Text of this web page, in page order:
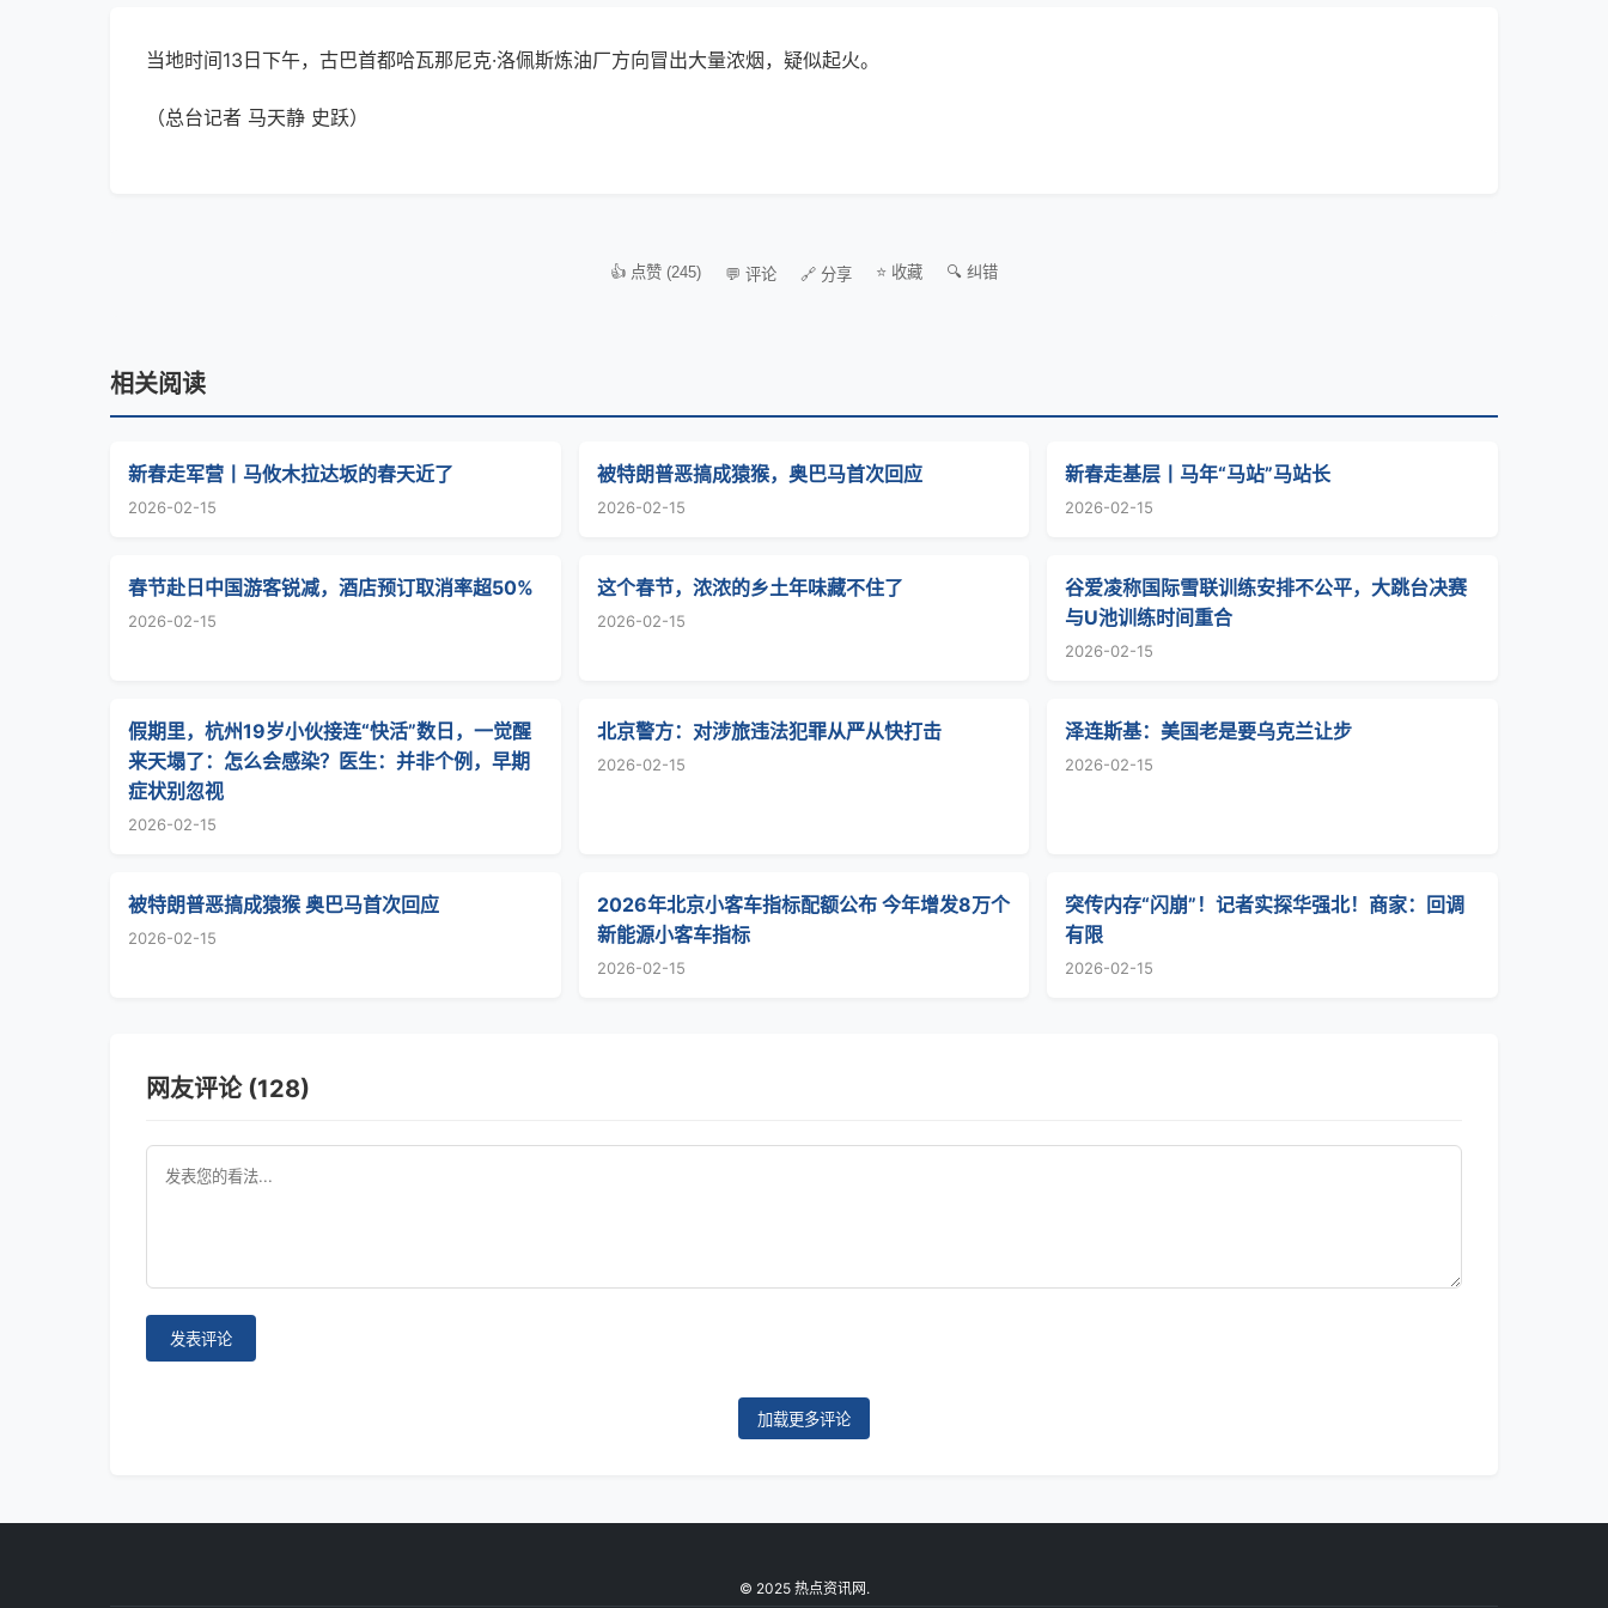
当地时间13日下午，古巴首都哈瓦那尼克·洛佩斯炼油厂方向冒出大量浓烟，疑似起火。
（总台记者 马天静 史跃）
👍 点赞 (245) 💬 评论 🔗 分享 ⭐ 收藏 🔍 纠错
相关阅读
新春走军营丨马攸木拉达坂的春天近了
2026-02-15
被特朗普恶搞成猿猴，奥巴马首次回应
2026-02-15
新春走基层丨马年“马站”马站长
2026-02-15
春节赴日中国游客锐减，酒店预订取消率超50%
2026-02-15
这个春节，浓浓的乡土年味藏不住了
2026-02-15
谷爱凌称国际雪联训练安排不公平，大跳台决赛
与U池训练时间重合
2026-02-15
假期里，杭州19岁小伙接连“快活”数日，一觉醒
来天塌了：怎么会感染？医生：并非个例，早期
症状别忽视
2026-02-15
北京警方：对涉旅违法犯罪从严从快打击
2026-02-15
泽连斯基：美国老是要乌克兰让步
2026-02-15
被特朗普恶搞成猿猴 奥巴马首次回应
2026-02-15
2026年北京小客车指标配额公布 今年增发8万个
新能源小客车指标
2026-02-15
突传内存“闪崩”！记者实探华强北！商家：回调
有限
2026-02-15
网友评论 (128)
发表评论
加载更多评论
© 2025 热点资讯网.